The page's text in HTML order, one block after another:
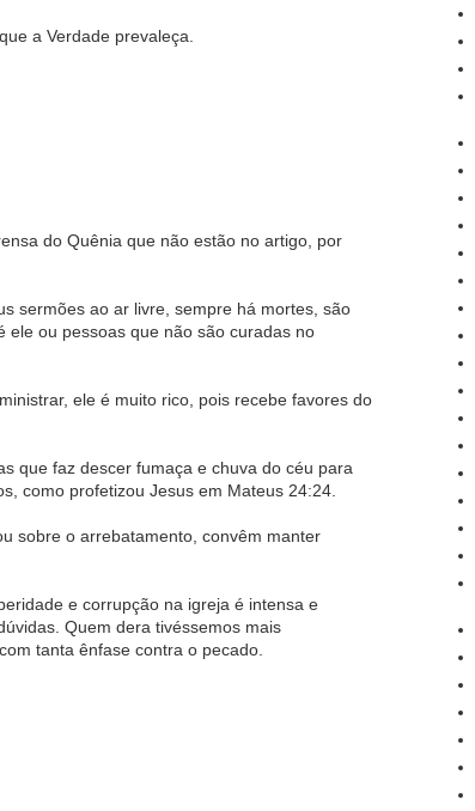
a Verdade prevaleça.
do Quênia que não estão no artigo, por
sermões ao ar livre, sempre há mortes, são
ou pessoas que não são curadas no
ele é muito rico, pois recebe favores do
que faz descer fumaça e chuva do céu para
como profetizou Jesus em Mateus 24:24.
sobre o arrebatamento, convêm manter
e corrupção na igreja é intensa e
Quem dera tivéssemos mais
tanta ênfase contra o pecado.